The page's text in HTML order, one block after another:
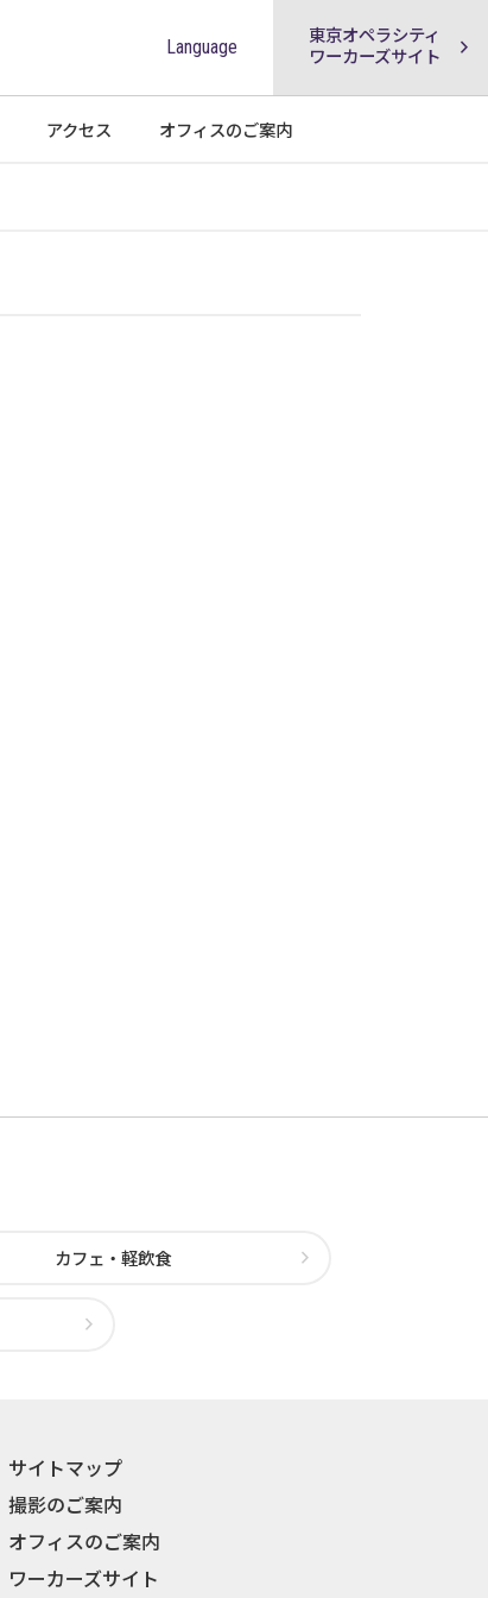
Language
東京オペラシティ
ワーカーズサイト
アクセス オフィスのご案内
カフェ・軽飲食
サイトマップ
撮影のご案内
オフィスのご案内
ワーカーズサイト